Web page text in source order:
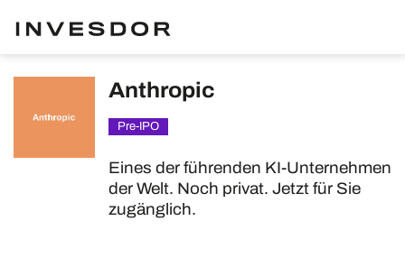
Anthropic
Pre-IPO
Eines der führenden KI-Unternehmen
der Welt. Noch privat. Jetzt für Sie
zugänglich.